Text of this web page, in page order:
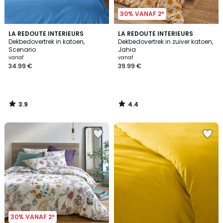
LA REDOUTE INTERIEURS
Dekbedovertrek in katoen,
Scenario
vanaf
34.99 €
3.9
/ 5
3.9
/
30% VANAF 2*
LA REDOUTE INTERIEURS
Dekbedovertrek in zuiver katoen,
Jahia
vanaf
39.99 €
4.4
/ 5
4.4
/
30% VANAF 2*